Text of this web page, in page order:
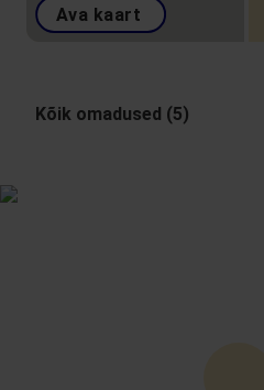
Ava kaart
Kõik omadused (5)